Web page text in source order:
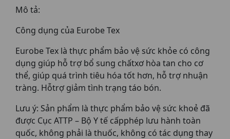
Mô tả:
Công dụng của Eurobe Tex
Eurobe Tex là thực phẩm bảo vệ sức khỏe có công
dụng giúp hỗ trợ bổ sung chấtxơ hòa tan cho cơ
thể, giúp quá trình tiêu hóa tốt hơn, hỗ trợ nhuận
tràng. Hỗtrợ giảm tình trạng táo bón.
Lưu ý: Sản phẩm là thực phẩm bảo vệ sức khoẻ đã
được Cục ATTP – Bộ Y tế cấpphép lưu hành toàn
quốc, không phải là thuốc, không có tác dụng thay